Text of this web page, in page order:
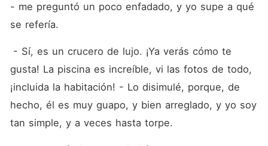
- me preguntó un poco enfadado, y yo supe a qué
se refería.
gusta! La piscina es increíble, vi las fotos de todo,
¡incluida la habitación! - Lo disimulé, porque, de
hecho, él es muy guapo, y bien arreglado, y yo soy
tan simple, y a veces hasta torpe.